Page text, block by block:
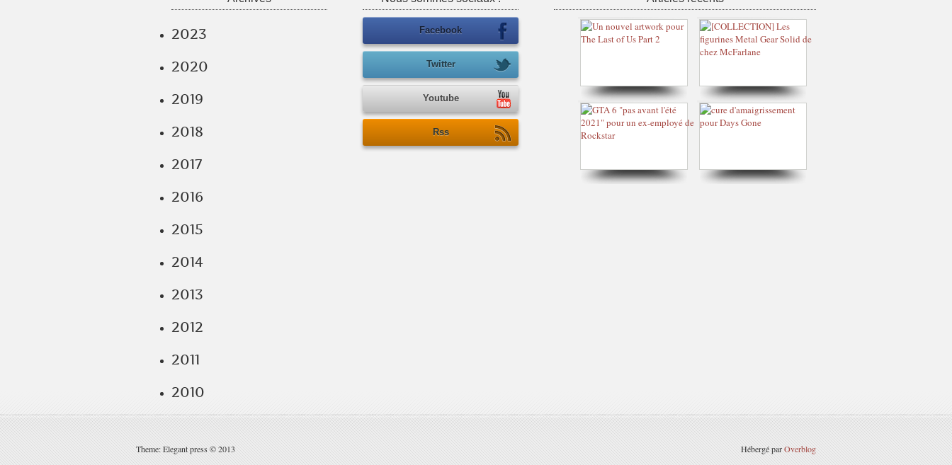
2023
2020
2019
2018
2017
2016
2015
2014
2013
2012
2011
2010
Facebook
Twitter
Youtube
Rss
Theme: Elegant press © 2013 Hébergé parOverblog